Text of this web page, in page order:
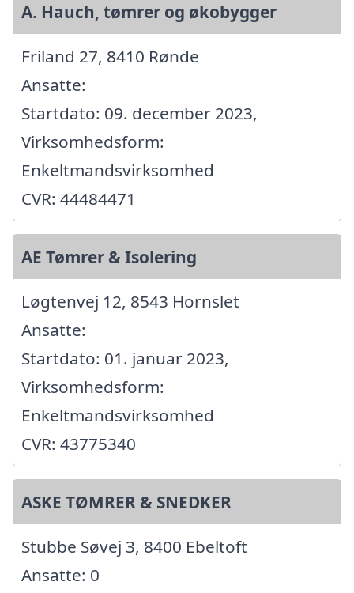
A. Hauch, tømrer og økobygger
Friland 27, 8410 Rønde
Ansatte:
Startdato: 09. december 2023,
Virksomhedsform:
Enkeltmandsvirksomhed
CVR: 44484471
AE Tømrer & Isolering
Løgtenvej 12, 8543 Hornslet
Ansatte:
Startdato: 01. januar 2023,
Virksomhedsform:
Enkeltmandsvirksomhed
CVR: 43775340
ASKE TØMRER & SNEDKER
Stubbe Søvej 3, 8400 Ebeltoft
Ansatte: 0